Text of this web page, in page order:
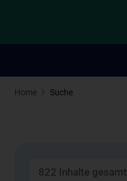
Home Suche
822 Inhalte gesamt